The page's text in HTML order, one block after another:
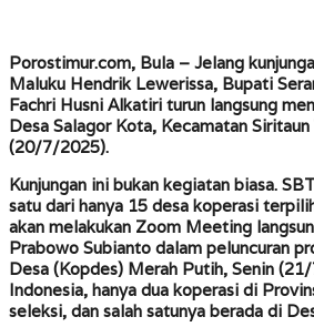
Porostimur.com, Bula – Jelang
Maluku Hendrik Lewerissa, Bupati
Fachri Husni Alkatiri turun langsung
Desa Salagor Kota, Kecamatan
(20/7/2025).
Kunjungan ini bukan kegiatan biasa.
satu dari hanya 15 desa koperasi
akan melakukan Zoom Meeting
Prabowo Subianto dalam peluncuran
Desa (Kopdes) Merah Putih, Senin
Indonesia, hanya dua koperasi di
seleksi, dan salah satunya berada di